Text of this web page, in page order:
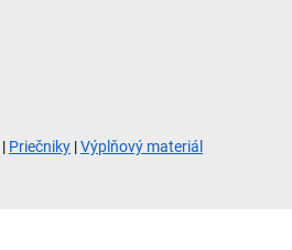
| Priečniky |Výplňový materiál